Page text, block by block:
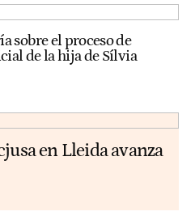
sobre el proceso de
de la hija de Sílvia
en Lleida avanza